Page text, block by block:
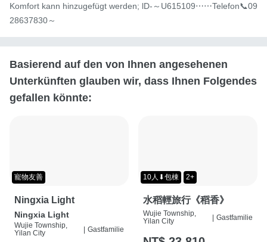
Komfort kann hinzugefügt werden; lD-～U615109⋯⋯Telefon📞09
28637830～
Basierend auf den von Ihnen angesehenen
Unterkünften glauben wir, dass Ihnen Folgendes
gefallen könnte:
寵物友善
Ningxia Light
Ningxia Light
Wujie Township,
Yilan City
| Gastfamilie
10人⬇包棟 2+
水稻輕旅行《稻香》
Wujie Township,
Yilan City
| Gastfamilie